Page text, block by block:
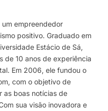
empreendedor
positivo. Graduado em
Estácio de Sá,
de 10 anos de experiência
Em 2006, ele fundou o
com o objetivo de
as boas notícias de
sua visão inovadora e